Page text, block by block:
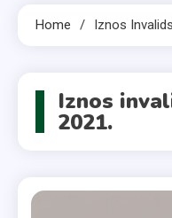
Home Iznos
Iznos
2021.